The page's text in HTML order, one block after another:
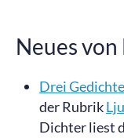
Neues
Drei
der Rubrik
Dichter liest